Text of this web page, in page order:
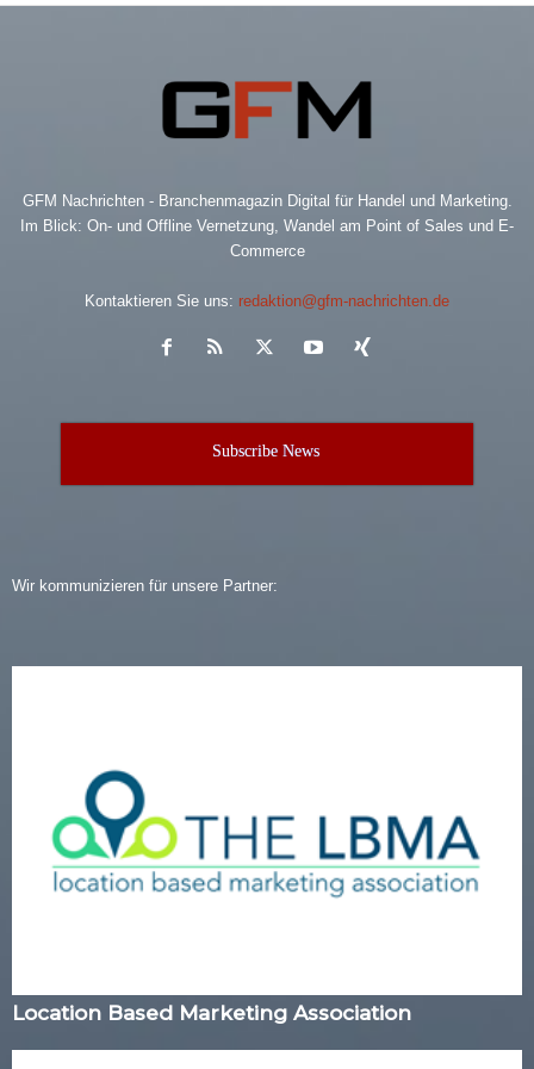
GFM Nachrichten - Branchenmagazin Digital für Handel und Marketing.
Im Blick: On- und Offline Vernetzung, Wandel am Point of Sales und E-
Commerce
Kontaktieren Sie uns: redaktion@gfm-nachrichten.de
Subscribe News
Wir kommunizieren für unsere Partner:
Location Based Marketing Association